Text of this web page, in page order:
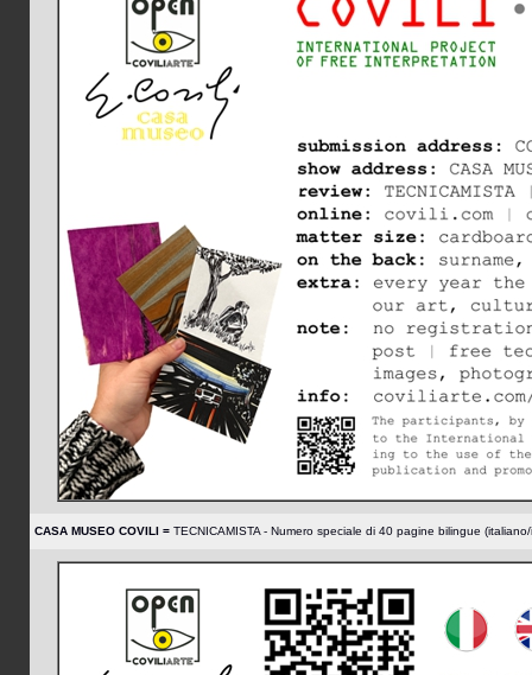
CASA MUSEO COVILI = TECNICAMISTA - Numero speciale di 40 pagine bilingue